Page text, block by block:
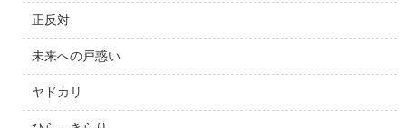
正反対
未来への戸惑い
ヤドカリ